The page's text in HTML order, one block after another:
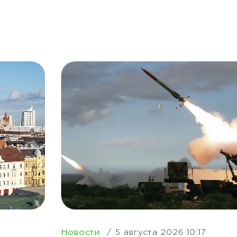
Новости 5 августа 2026 10:17